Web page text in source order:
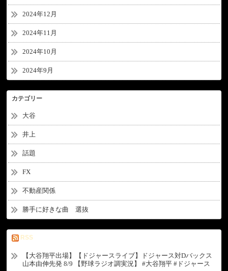
2024年12月
2024年11月
2024年10月
2024年9月
カテゴリー
大谷
井上
話題
FX
不動産関係
勝手に好きな曲 選抜
RSS
【大谷翔平出場】【ドジャースライブ】ドジャース対Dバックス
山本由伸先発 8/9 【野球ラジオ調実況】 #大谷翔平 #ドジャース